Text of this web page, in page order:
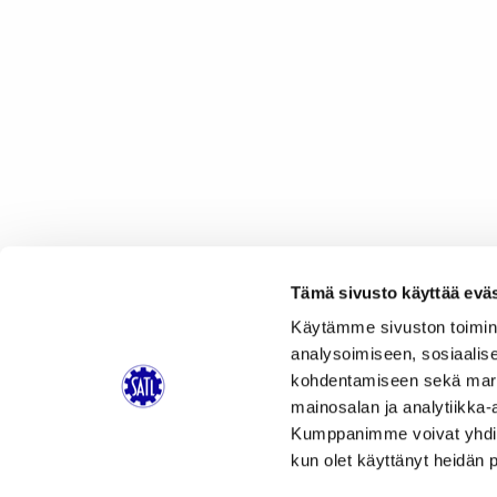
Tämä sivusto käyttää
Käytämme sivuston
analysoimiseen,
kohdentamiseen sekä
mainosalan ja
Kumppanimme voivat
kun olet käyttänyt heidän
PERUTTU – Vuotuinen pilkkikilpailu 21.3.2020